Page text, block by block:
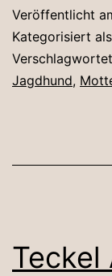
Veröffentlicht
Kategorisiert als
Jagdhund,
Teckel